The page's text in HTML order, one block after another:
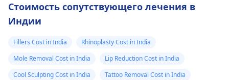
возникнуть
ощущение мягкого
стать красной,
болезненной или
даже более
заживления.
Стоимость сопутствующего лечения в
Индии
Fillers Cost in India
Rhinoplasty Cost in India
Mole Removal Cost in India
Lip Reduction Cost in India
Cool Sculpting Cost in India
Tattoo Removal Cost in India